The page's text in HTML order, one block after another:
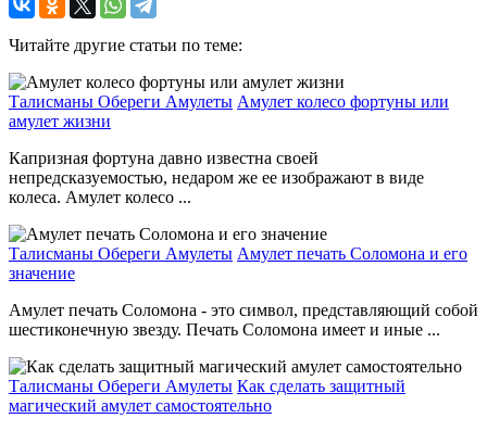
Читайте другие статьи по теме:
Талисманы Обереги Амулеты Амулет колесо фортуны или
амулет жизни
Капризная фортуна давно известна своей
непредсказуемостью, недаром же ее изображают в виде
колеса. Амулет колесо ...
Талисманы Обереги Амулеты Амулет печать Соломона и его
значение
Амулет печать Соломона - это символ, представляющий собой
шестиконечную звезду. Печать Соломона имеет и иные ...
Талисманы Обереги Амулеты Как сделать защитный
магический амулет самостоятельно